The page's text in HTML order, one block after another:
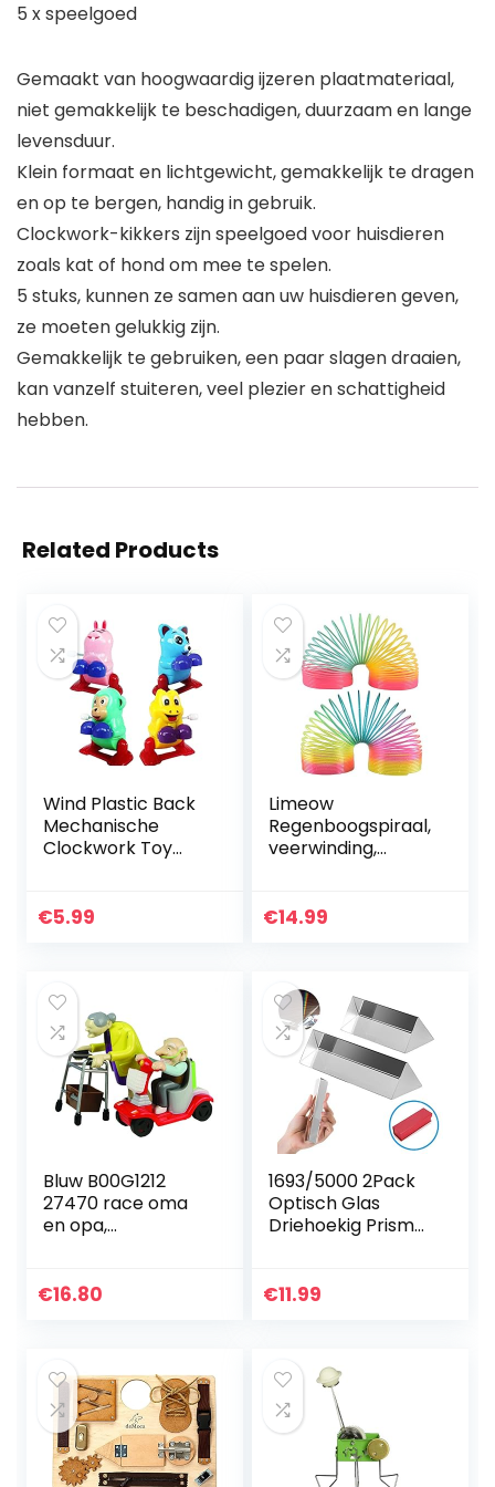
5 x speelgoed
Gemaakt van hoogwaardig ijzeren plaatmateriaal,
niet gemakkelijk te beschadigen, duurzaam en lange
levensduur.
Klein formaat en lichtgewicht, gemakkelijk te dragen
en op te bergen, handig in gebruik.
Clockwork-kikkers zijn speelgoed voor huisdieren
zoals kat of hond om mee te spelen.
5 stuks, kunnen ze samen aan uw huisdieren geven,
ze moeten gelukkig zijn.
Gemakkelijk te gebruiken, een paar slagen draaien,
kan vanzelf stuiteren, veel plezier en schattigheid
hebben.
Related Products
Wind Plastic Back
Mechanische
Clockwork Toy
€5.99
Limeow
Regenboogspiraal,
veerwinding,
lente, magie
€14.99
Bluw B00G1212
27470 race oma
en opa,
2 grannies, cadeau
€16.80
1693/5000 2Pack
Optisch Glas
Driehoekig Prisma,
voor Spectrale
€11.99